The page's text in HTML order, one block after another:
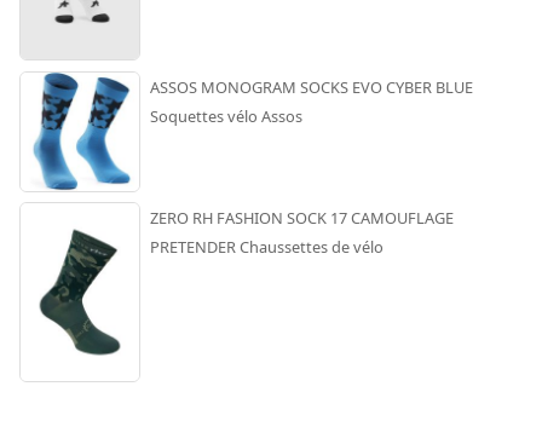
ASSOS MONOGRAM SOCKS EVO CYBER BLUE
Soquettes vélo Assos
ZERO RH FASHION SOCK 17 CAMOUFLAGE
PRETENDER Chaussettes de vélo